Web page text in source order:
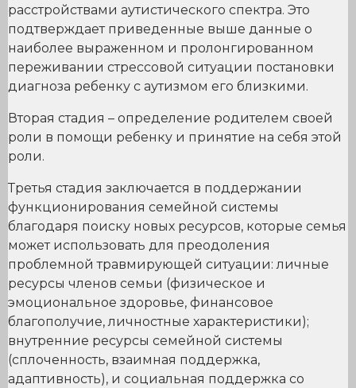
расстройствами аутистического спектра. Это
подтверждает приведенные выше данные о
наиболее выраженном и пролонгированном
переживании стрессовой ситуации постановки
диагноза ребенку с аутизмом его близкими.
Вторая стадия – определение родителем своей
роли в помощи ребенку и принятие на себя этой
роли.
Третья стадия заключается в поддержании
функционирования семейной системы
благодаря поиску новых ресурсов, которые семья
может использовать для преодоления
проблемной травмирующей ситуации: личные
ресурсы членов семьи (физическое и
эмоциональное здоровье, финансовое
благополучие, личностные характеристики);
внутренние ресурсы семейной системы
(сплоченность, взаимная поддержка,
адаптивность), и социальная поддержка со